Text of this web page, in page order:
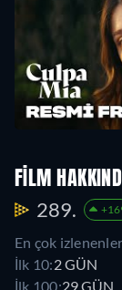
FILM
289.
En çok
İlk 10:2 GÜN
İlk 100:29 GÜN